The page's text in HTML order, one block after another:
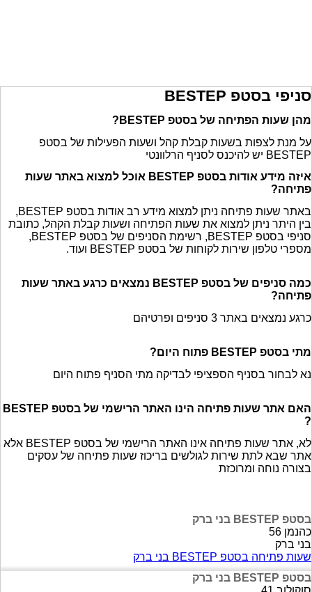
סניפי בסטפ BESTEP
מהן שעות הפתיחה של בסטפ BESTEP?
על מנת לצפות בשעות קבלת קהל ושעות הפעילות של בסטפ
BESTEP יש להיכנס לסניף הרלוונטי
איזה מידע אודות בסטפ BESTEP אוכל למצוא באתר שעות
פתיחה?
באתר שעות פתיחה ניתן למצוא מידע רב אודות בסטפ BESTEP,
בין היתר ניתן למצוא את שעות הפתיחה ושעות קבלת הקהל, כתובת
סניפי בסטפ BESTEP, רשימת הסניפים של בסטפ BESTEP,
מספרי טלפון שירות לקוחות של בסטפ BESTEP ועוד.
כמה סניפים של בסטפ BESTEP נמצאים כרגע באתר שעות
פתיחה?
כרגע נמצאים באתר 3 סניפים ופרטיהם
מתי בסטפ BESTEP פתוח היום?
נא לבחור בסניף הספציפי לבדיקה מתי הסניף פתוח היום
האם אתר שעות פתיחה הינו האתר הרישמי של בסטפ BESTEP
?
לא, אתר שעות פתיחה אינו האתר הרישמי של בסטפ BESTEP אלא
אתר שבא לתת שירות לגולשים בריכוז שעות פתיחה של עסקים
בצורה נוחה ומרוכזת
בסטפ BESTEP בני ברק
כהנמן 56
בני ברק
שעות פתיחה בסטפ BESTEP בני ברק
בסטפ BESTEP בני ברק